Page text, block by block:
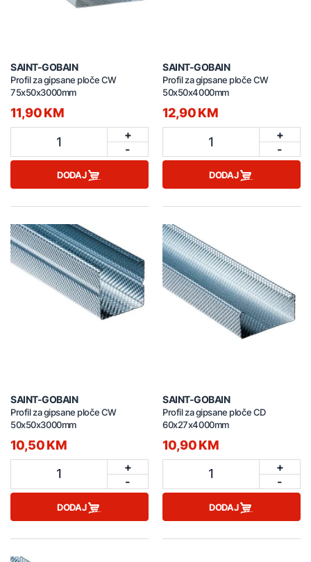
SAINT-GOBAIN
Profil za gipsane ploče CW
75x50x3000mm
11,90 KM
1
+
-
DODAJ
SAINT-GOBAIN
Profil za gipsane ploče CW
50x50x4000mm
12,90 KM
1
+
-
DODAJ
SAINT-GOBAIN
Profil za gipsane ploče CW
50x50x3000mm
10,50 KM
1
+
-
DODAJ
SAINT-GOBAIN
Profil za gipsane ploče CD
60x27x4000mm
10,90 KM
1
+
-
DODAJ